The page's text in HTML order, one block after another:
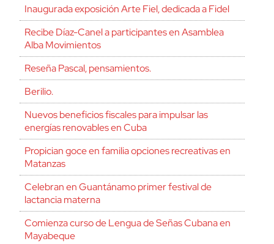
Inaugurada exposición Arte Fiel, dedicada a Fidel
Recibe Díaz-Canel a participantes en Asamblea
Alba Movimientos
Reseña Pascal, pensamientos.
Berilio.
Nuevos beneficios fiscales para impulsar las
energías renovables en Cuba
Propician goce en familia opciones recreativas en
Matanzas
Celebran en Guantánamo primer festival de
lactancia materna
Comienza curso de Lengua de Señas Cubana en
Mayabeque